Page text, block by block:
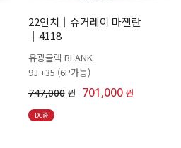
22인치│슈거레이 마젤란
│4118
유광블랙 BLANK
9J +35 (6P가능)
747,000 원 701,000 원
DC중